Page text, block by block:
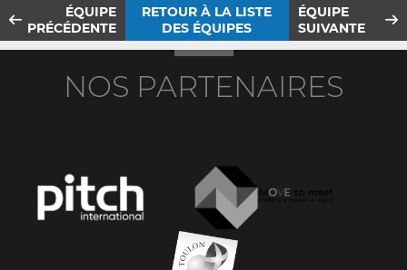
ÉQUIPE
PRÉCÉDENTE
RETOUR À LA LISTE
DES ÉQUIPES
ÉQUIPE
SUIVANTE
NOS PARTENAIRES